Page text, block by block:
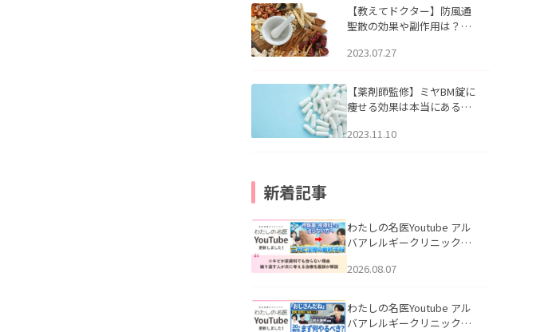
【教えてドクター】防風通
聖散の効果や副作用は？長
2023.07.27
【薬剤師監修】ミヤBM錠に
痩せる効果は本当にある
2023.11.10
新着記事
わたしの名医Youtube アル
バアレルギークリニック札
らない理由｜繰り返す人が
説」を公開いたしました。
2026.08.07
わたしの名医Youtube アル
バアレルギークリニック札